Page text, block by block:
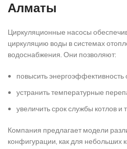
Алматы
Циркуляционные насосы
циркуляцию воды в системах
водоснабжения. Они позволяют:
повысить энергоэффективность
устранить температурные
увеличить срок службы котлов и
Компания предлагает модели
конфигурации, как для небольших